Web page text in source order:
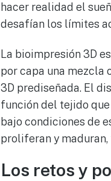
hacer realidad el
desafían los límites
La bioimpresión 3D
por capa una mezcla
3D prediseñada. El
función del tejido
bajo condiciones de
proliferan y
Los retos y